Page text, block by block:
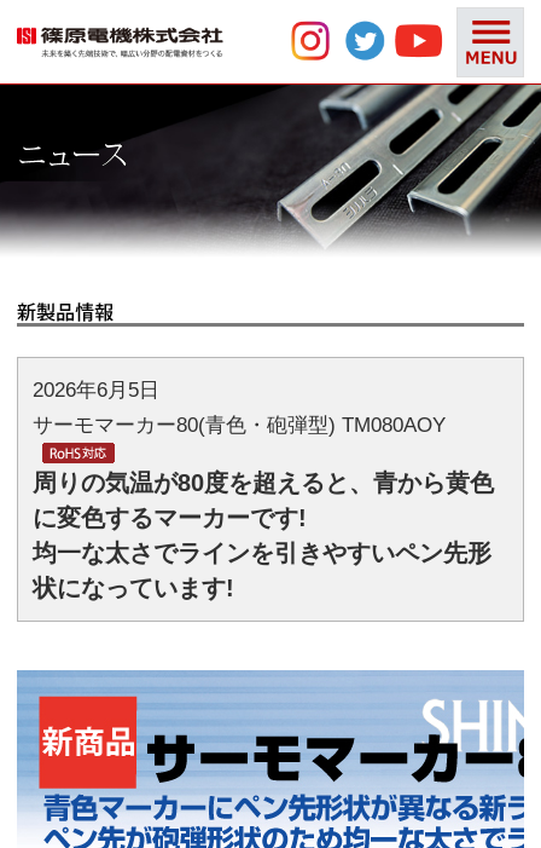
2026年6月5日
サーモマーカー80(青色・砲弾型) TM080AOY
周りの気温が80度を超えると、青から黄色
に変色するマーカーです!
均一な太さでラインを引きやすいペン先形
状になっています!